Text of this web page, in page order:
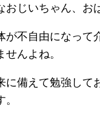
なると・・・
するようになった、などな